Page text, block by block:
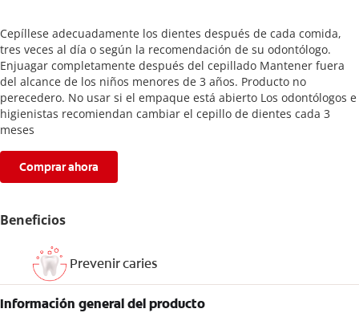
Cepíllese adecuadamente los dientes después de cada comida,
tres veces al día o según la recomendación de su odontólogo.
Enjuagar completamente después del cepillado Mantener fuera
del alcance de los niños menores de 3 años. Producto no
perecedero. No usar si el empaque está abierto Los odontólogos e
higienistas recomiendan cambiar el cepillo de dientes cada 3
meses
Comprar ahora
Beneficios
Prevenir caries
Información general del producto